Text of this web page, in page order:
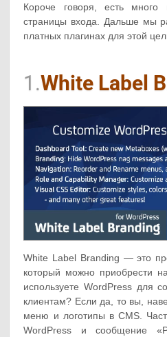
Короче говоря, есть много
страницы входа. Дальше мы
платных плагинах для этой
1.White Label
White Label Branding — это
который можно приобрести
используете WordPress для
клиентам? Если да, то вы,
меню и логотипы в CMS.
WordPress и сообщение